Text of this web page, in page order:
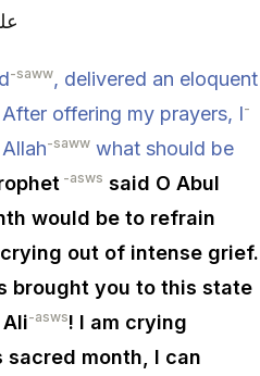
-saww, delivered an eloquent
offering my prayers, I-
-saww what should be
-asws said O Abul
would be to refrain
crying out of intense grief.
brought you to this state
-asws! I am crying
month, I can